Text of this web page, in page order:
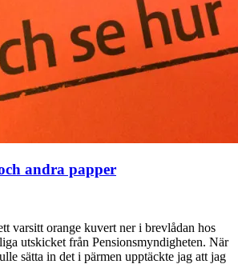
andra papper
varsitt orange kuvert ner i brevlådan hos
utskicket från Pensionsmyndigheten. När
sätta in det i pärmen upptäckte jag att jag